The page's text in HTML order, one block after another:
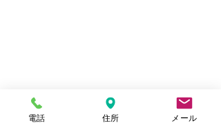
電話 住所 メール